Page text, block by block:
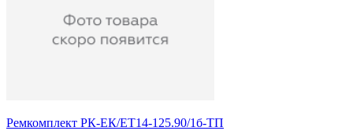
Ремкомплект РК-ЕК/ЕТ14-125.90/1б-ТП